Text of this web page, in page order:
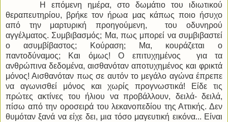
Η επόμενη ημέρα, στο δωμάτιο του ιδιωτικού
θεραπευτηρίου, βρήκε τον ήρωα μας κάπως ποιο ήσυχο
από την μαρτυρική προηγούμενη, του οδυνηρού
αγγέλματος. Συμβιβασμός; Μα, πως μπορεί να συμβιβαστεί
ο ασυμβίβαστος; Κούραση; Μα, κουράζεται ο
παντοδύναμος; Και όμως! Ο επιτυχημένος για τα
ανθρώπινα δεδομένα, αισθανόταν αποτυχημένος και φρικτά
μόνος! Αισθανόταν πως σε αυτόν το μεγάλο αγώνα έπρεπε
να αγωνισθεί μόνος και χωρίς προγνωστικά! Είδε τις
πρώτες ακτίνες του ήλιου να προβάλλουν, δειλά- δειλά,
πίσω από την οροσειρά του λεκανοπεδίου της Αττικής. Δεν
θυμόταν ξανά να είχε δει, μια τόσο μαγευτική εικόνα... Είναι